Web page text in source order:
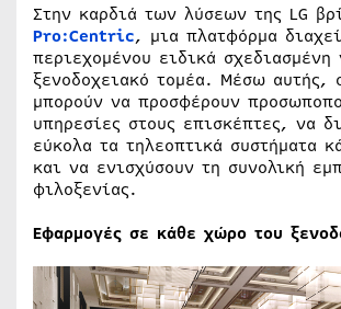
Στην καρδιά των λύσεων της LG
Pro:Centric, μια πλατφόρμα
περιεχομένου ειδικά σχεδιασμένη
ξενοδοχειακό τομέα. Μέσω αυτής,
μπορούν να προσφέρουν
υπηρεσίες στους επισκέπτες, να
εύκολα τα τηλεοπτικά συστήματα
και να ενισχύσουν τη συνολική
φιλοξενίας.
Εφαρμογές σε κάθε χώρο του